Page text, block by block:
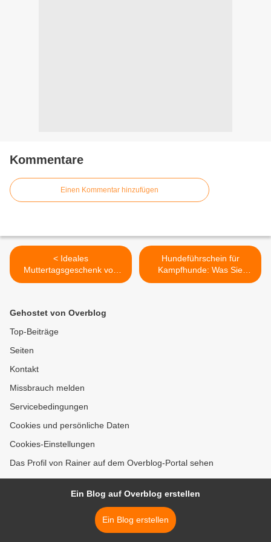
Kommentare
Einen Kommentar hinzufügen
< Ideales
Muttertagsgeschenk von
Mamazon!
Hundeführschein für
Kampfhunde: Was Sie
wissen dürfen! >
Gehostet von Overblog
Top-Beiträge
Seiten
Kontakt
Missbrauch melden
Servicebedingungen
Cookies und persönliche Daten
Cookies-Einstellungen
Das Profil von Rainer auf dem Overblog-Portal sehen
Ein Blog auf Overblog erstellen
Ein Blog erstellen